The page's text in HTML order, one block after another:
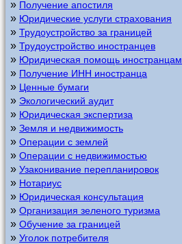
» Получение апостиля
» Юридические услуги страхования
» Трудоустройство за границей
» Трудоустройство иностранцев
» Юридическая помощь иностранцам
» Получение ИНН иностранца
» Ценные бумаги
» Экологический аудит
» Юридическая экспертиза
» Земля и недвижимость
» Операции с землей
» Операции с недвижимостью
» Узаконивание перепланировок
» Нотариус
» Юридическая консультация
» Организация зеленого туризма
» Обучение за границей
» Уголок потребителя